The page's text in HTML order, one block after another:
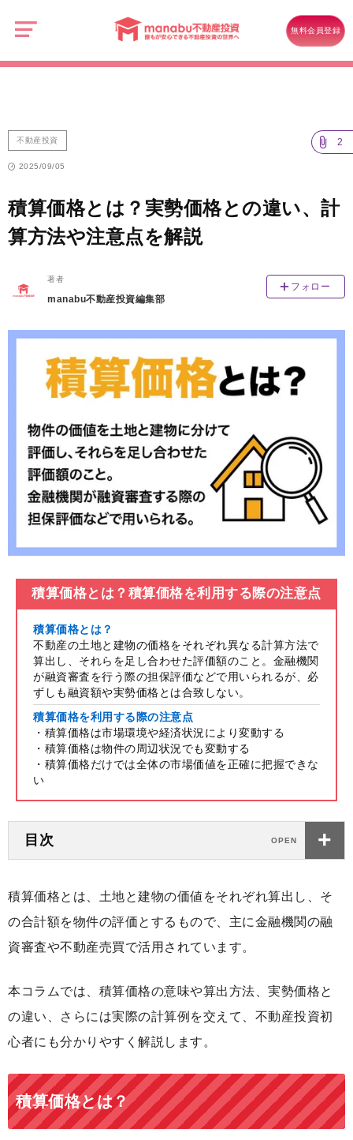
無料会員登録
積算価格とは？実勢価格との違い、計算方法や注意点を解説
不動産投資 2
2025/09/05
積算価格とは？実勢価格との違い、計
算方法や注意点を解説
著者
manabu不動産投資編集部
フォロー
積算価格とは？積算価格を利用する際の注意点
積算価格とは？
不動産の土地と建物の価格をそれぞれ異なる計算方法で
算出し、それらを足し合わせた評価額のこと。金融機関
が融資審査を行う際の担保評価などで用いられるが、必
ずしも融資額や実勢価格とは合致しない。
積算価格を利用する際の注意点
・積算価格は市場環境や経済状況により変動する
・積算価格は物件の周辺状況でも変動する
・積算価格だけでは全体の市場価値を正確に把握できな
い
目次
積算価格とは、土地と建物の価値をそれぞれ算出し、そ
の合計額を物件の評価とするもので、主に金融機関の融
資審査や不動産売買で活用されています。
本コラムでは、積算価格の意味や算出方法、実勢価格と
の違い、さらには実際の計算例を交えて、不動産投資初
心者にも分かりやすく解説します。
積算価格とは？